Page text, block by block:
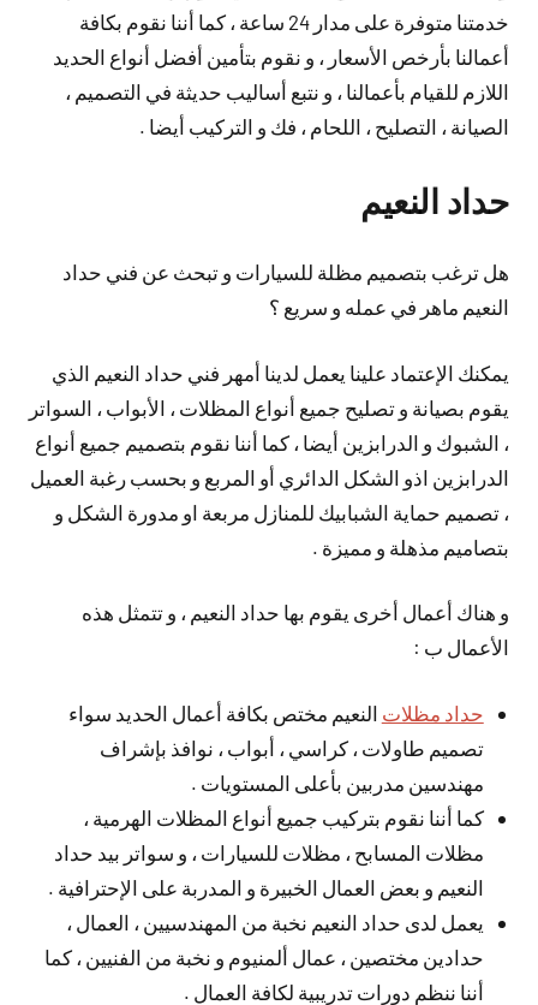
خدمتنا متوفرة على مدار 24 ساعة ، كما أننا نقوم بكافة
أعمالنا بأرخص الأسعار ، و نقوم بتأمين أفضل أنواع الحديد
اللازم للقيام بأعمالنا ، و نتبع أساليب حديثة في التصميم ،
الصيانة ، التصليح ، اللحام ، فك و التركيب أيضا .
حداد النعيم
هل ترغب بتصميم مظلة للسيارات و تبحث عن فني حداد
النعيم ماهر في عمله و سريع ؟
يمكنك الإعتماد علينا يعمل لدينا أمهر فني حداد النعيم الذي
يقوم بصيانة و تصليح جميع أنواع المظلات ، الأبواب ، السواتر
، الشبوك و الدرابزين أيضا ، كما أننا نقوم بتصميم جميع أنواع
الدرابزين اذو الشكل الدائري أو المربع و بحسب رغبة العميل
، تصميم حماية الشبابيك للمنازل مربعة او مدورة الشكل و
بتصاميم مذهلة و مميزة .
و هناك أعمال أخرى يقوم بها حداد النعيم ، و تتمثل هذه
الأعمال ب :
حداد مظلات النعيم مختص بكافة أعمال الحديد سواء
تصميم طاولات ، كراسي ، أبواب ، نوافذ بإشراف
مهندسين مدربين بأعلى المستويات .
كما أننا نقوم بتركيب جميع أنواع المظلات الهرمية ،
مظلات المسابح ، مظلات للسيارات ، و سواتر بيد حداد
النعيم و بعض العمال الخبيرة و المدربة على الإحترافية .
يعمل لدى حداد النعيم نخبة من المهندسيين ، العمال ،
حدادين مختصين ، عمال ألمنيوم و نخبة من الفنيين ، كما
أننا ننظم دورات تدريبية لكافة العمال .